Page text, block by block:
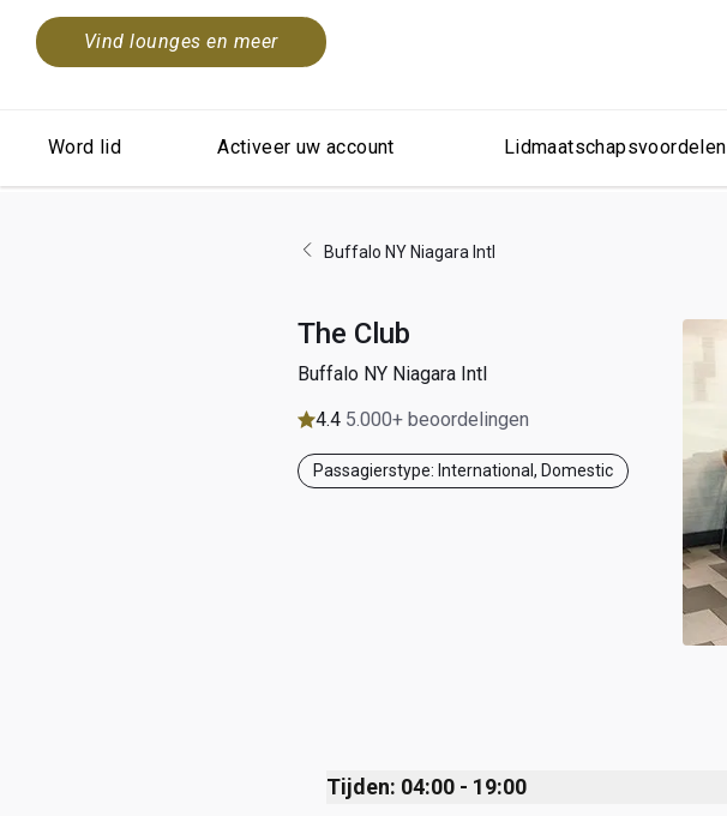
Vind lounges en meer
Word lid Activeer uw account Lidmaatschapsvoordelen
Buffalo NY Niagara Intl
The Club
Buffalo NY Niagara Intl
4.4 5.000+ beoordelingen
Passagierstype: International, Domestic
Tijden: 04:00 - 19:00